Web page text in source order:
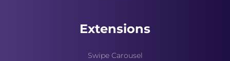
Extensions
Swipe Carousel